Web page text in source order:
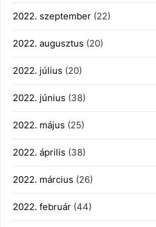
2022. szeptember (22)
2022. augusztus (20)
2022. július (20)
2022. június (38)
2022. május (25)
2022. április (38)
2022. március (26)
2022. február (44)